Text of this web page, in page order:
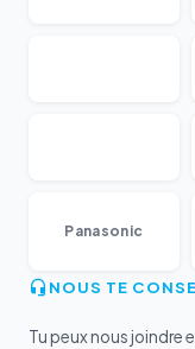
Panasonic
NOUS TE
Tu peux nous joindre